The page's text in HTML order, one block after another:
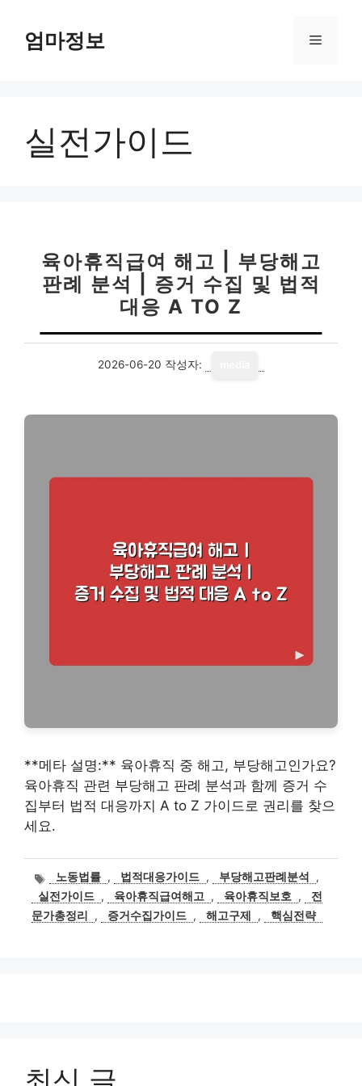
엄마정보 메
실전가이드
육아휴직급여 해고 | 부당해고
판례 분석 | 증거 수집 및 법적
대응 A TO Z
2026-06-20 작성자:
**메타 설명:** 육아휴직 중 해고, 부당해고인가요?
육아휴직 관련 부당해고 판례 분석과 함께 증거 수
집부터 법적 대응까지 A to Z 가이드로 권리를 찾으
세요.
태
그
노동법률 , 법적대응가이드 , 부당해고판례분석
,
실전가이드 , 육아휴직급여해고 , 육아휴직보호 ,
전
문가총정리
, 증거수집가이드 , 해고구제 , 핵심전략